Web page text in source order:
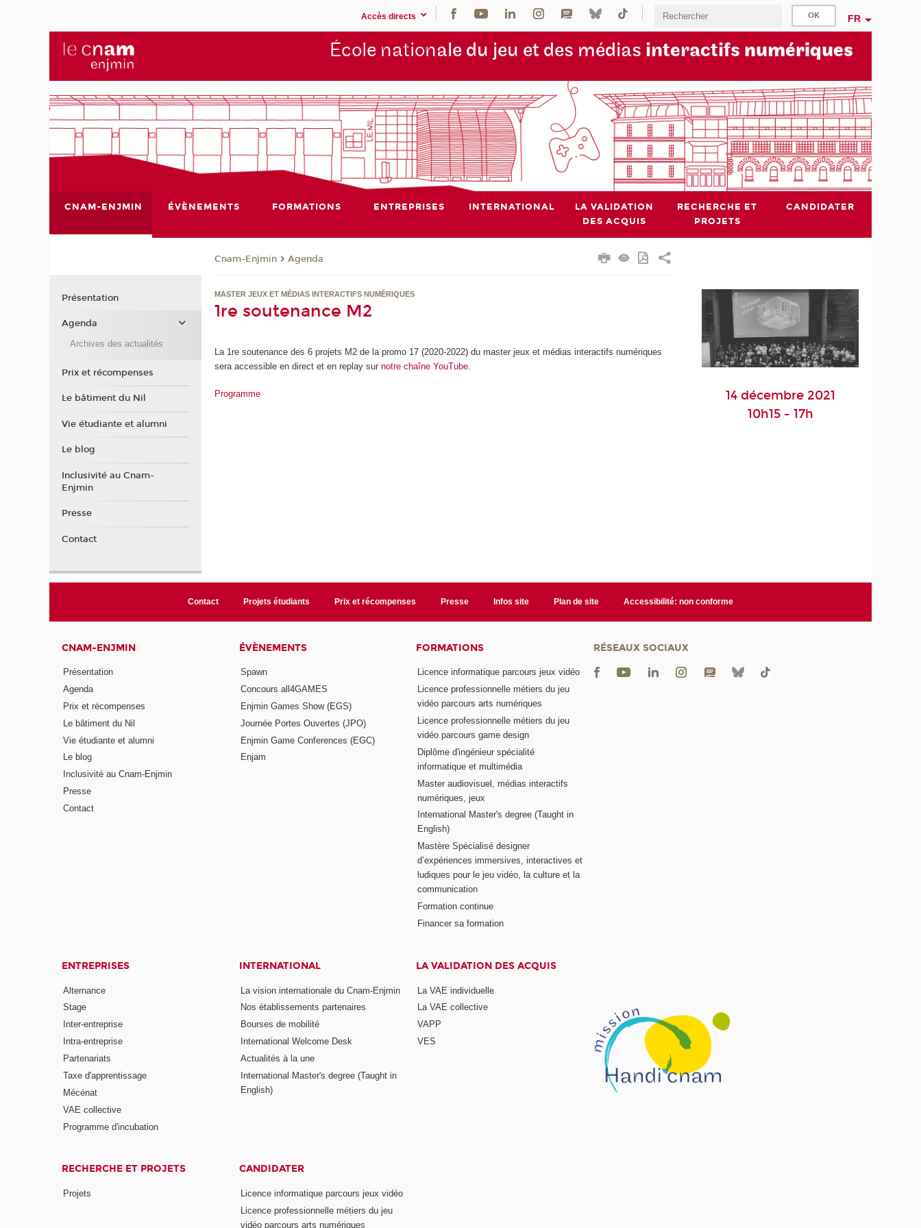
Accès directs FR
École nationale du jeu et des médias interactifs numériques
CNAM-ENJMIN ÉVÈNEMENTS FORMATIONS ENTREPRISES INTERNATIONAL
LA VALIDATION
DES ACQUIS
RECHERCHE ET
PROJETS
CANDIDATER
Cnam-Enjmin Agenda
MASTER JEUX ET MÉDIAS INTERACTIFS NUMÉRIQUES
1re soutenance M2
La 1re soutenance des 6 projets M2 de la promo 17 (2020-2022) du master jeux et médias interactifs numériques
sera accessible en direct et en replay surnotre chaîne YouTube
Programme
14 décembre 2021
10h15 - 17h
Présentation
Agenda
Archives des actualités
Prix et récompenses
Le bâtiment du Nil
Vie étudiante et alumni
Le blog
Inclusivité au Cnam-
Enjmin
Presse
Contact
Contact Projets étudiants Prix et récompenses Presse Infos site Plan de site Accessibilité: non conforme
CNAM-ENJMIN
Présentation
Agenda
Prix et récompenses
Le bâtiment du Nil
Vie étudiante et alumni
Le blog
Inclusivité au Cnam-Enjmin
Presse
Contact
ÉVÈNEMENTS
Spawn
Concours all4GAMES
Enjmin Games Show (EGS)
Journée Portes Ouvertes (JPO)
Enjmin Game Conferences (EGC)
Enjam
FORMATIONS
Licence informatique parcours jeux vidéo
Licence professionnelle métiers du jeu
vidéo parcours arts numériques
Licence professionnelle métiers du jeu
vidéo parcours game design
Diplôme d'ingénieur spécialité
informatique et multimédia
Master audiovisuel, médias interactifs
numériques, jeux
International Master's degree (Taught in
English)
Mastère Spécialisé designer
d’expériences immersives, interactives et
ludiques pour le jeu vidéo, la culture et la
communication
Formation continue
Financer sa formation
ENTREPRISES
Alternance
Stage
Inter-entreprise
Intra-entreprise
Partenariats
Taxe d'apprentissage
Mécénat
VAE collective
Programme d'incubation
INTERNATIONAL
La vision internationale du Cnam-Enjmin
Nos établissements partenaires
Bourses de mobilité
International Welcome Desk
Actualités à la une
International Master's degree (Taught in
English)
LA VALIDATION DES ACQUIS
La VAE individuelle
La VAE collective
VAPP
VES
RECHERCHE ET PROJETS
Projets
CANDIDATER
Licence informatique parcours jeux vidéo
Licence professionnelle métiers du jeu
vidéo parcours arts numériques
RÉSEAUX SOCIAUX